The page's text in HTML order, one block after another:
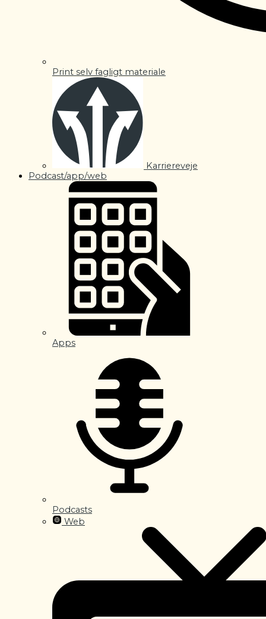
Print selv fagligt materiale
Karriereveje
Podcast/app/web
Apps
Podcasts
Web